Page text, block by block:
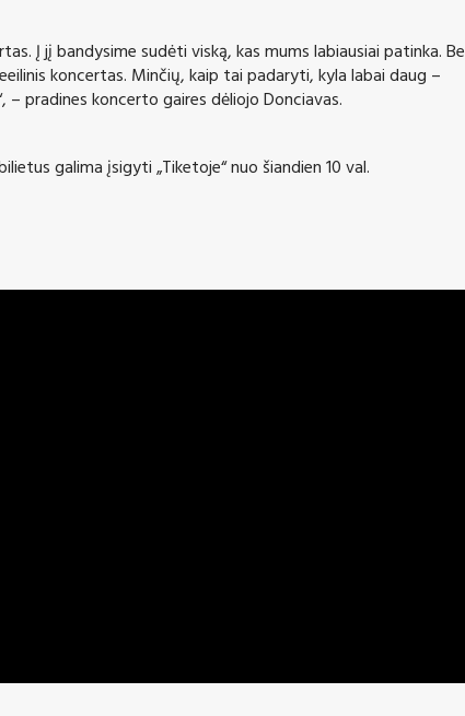
Į jį bandysime sudėti viską, kas mums labiausiai patinka. Be
koncertas. Minčių, kaip tai padaryti, kyla labai daug –
pradines koncerto gaires dėliojo Donciavas.
galima įsigyti „Tiketoje“ nuo šiandien 10 val.